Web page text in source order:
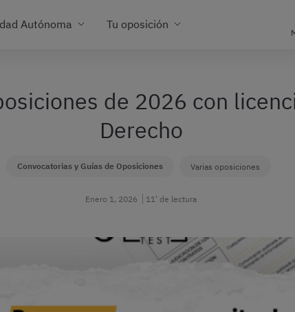
Autónoma Tu oposición
de 2026 con
Derecho
Convocatorias y Guías de Oposiciones Varias oposiciones
Enero 1, 2026 11’ de lectura